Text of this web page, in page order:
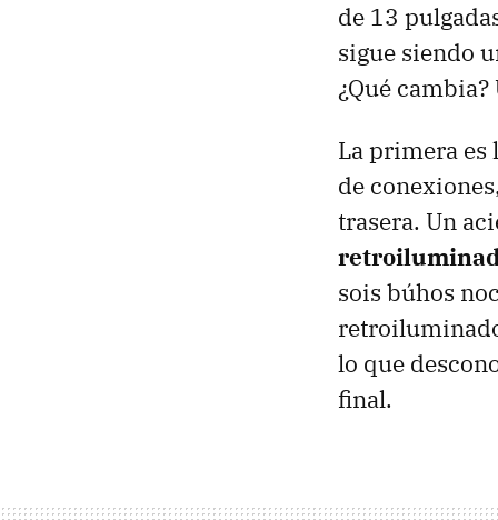
de 13
sigue siendo
¿Qué cambia?
La primera
de
trasera. Un
sois búhos
lo que
final.